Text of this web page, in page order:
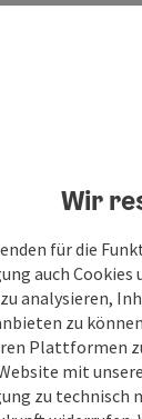
ein
Wir
für die
auch Cookies
analysieren,
zu
Plattformen
mit
zu technisch